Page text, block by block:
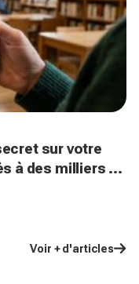
sur votre
à des milliers de
Voir + d'articles